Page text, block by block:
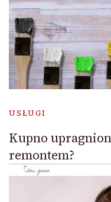
USŁUGI
Kupno
remontem?